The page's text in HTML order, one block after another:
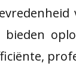
bieden